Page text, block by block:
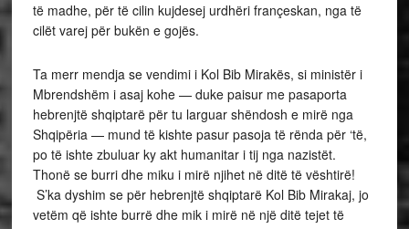
të madhe, për të cilin kujdesej urdhëri françeskan, nga të
cilët varej për bukën e gojës.
Ta merr mendja se vendimi i Kol Bib Mirakës, si ministër i
Mbrendshëm i asaj kohe — duke paisur me pasaporta
hebrenjtë shqiptarë për tu larguar shëndosh e mirë nga
Shqipëria — mund të kishte pasur pasoja të rënda për ‘të,
po të ishte zbuluar ky akt humanitar i tij nga nazistët.
Thonë se burri dhe miku i mirë njihet në ditë të vështirë!
S’ka dyshim se për hebrenjtë shqiptarë Kol Bib Mirakaj, jo
vetëm që ishte burrë dhe mik i mirë në një ditë tejet të